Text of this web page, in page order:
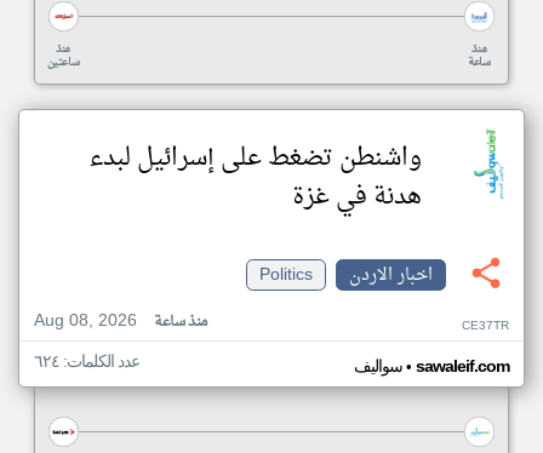
منذ
ساعتين
منذ
ساعة
واشنطن تضغط على إسرائيل لبدء
هدنة في غزة
اخبار الاردن
Politics
Aug 08, 2026
منذ ساعة CE37TR
سواليف• sawaleif.com عدد الكلمات: ٦٢٤